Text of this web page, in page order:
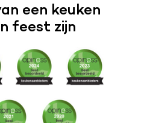
een keuken
feest zijn